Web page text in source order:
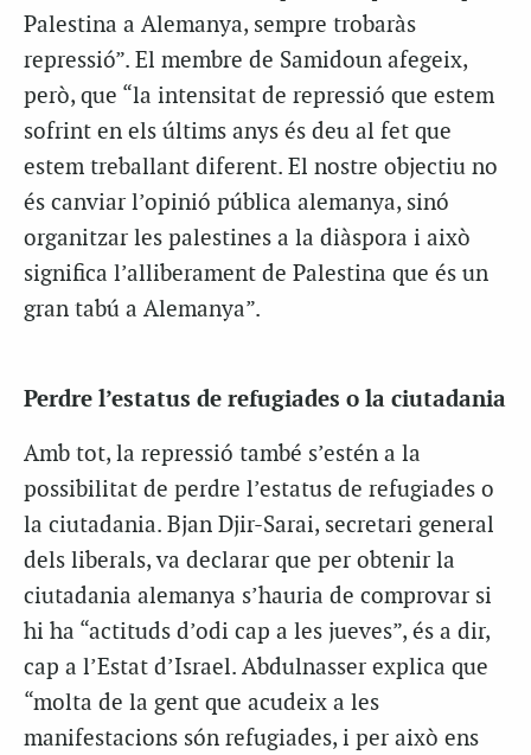
Palestina a Alemanya, sempre trobaràs
repressió”. El membre de Samidoun afegeix,
però, que “la intensitat de repressió que estem
sofrint en els últims anys és deu al fet que
estem treballant diferent. El nostre objectiu no
és canviar l’opinió pública alemanya, sinó
organitzar les palestines a la diàspora i això
significa l’alliberament de Palestina que és un
gran tabú a Alemanya”.
Perdre l’estatus de refugiades o la ciutadania
Amb tot, la repressió també s’estén a la
possibilitat de perdre l’estatus de refugiades o
la ciutadania. Bjan Djir-Sarai, secretari general
dels liberals, va declarar que per obtenir la
ciutadania alemanya s’hauria de comprovar si
hi ha “actituds d’odi cap a les jueves”, és a dir,
cap a l’Estat d’Israel. Abdulnasser explica que
“molta de la gent que acudeix a les
manifestacions són refugiades, i per això ens